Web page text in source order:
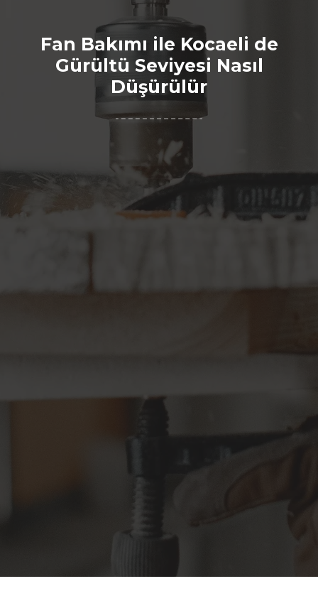
Fan Bakımı ile Kocaeli de
Gürültü Seviyesi Nasıl
Düşürülür